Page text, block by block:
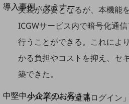
導入事例・セミナー
セミナー
開催・出展する各種セミナー、イベント情報
別
中堅中小企業のお客さま
実装が必要となるが、本機能
ICGWサービス内で暗号化通
行うことができる。これによ
かる負担やコストを抑え、セ
築できた。
「デバイスへの遠隔ログイン